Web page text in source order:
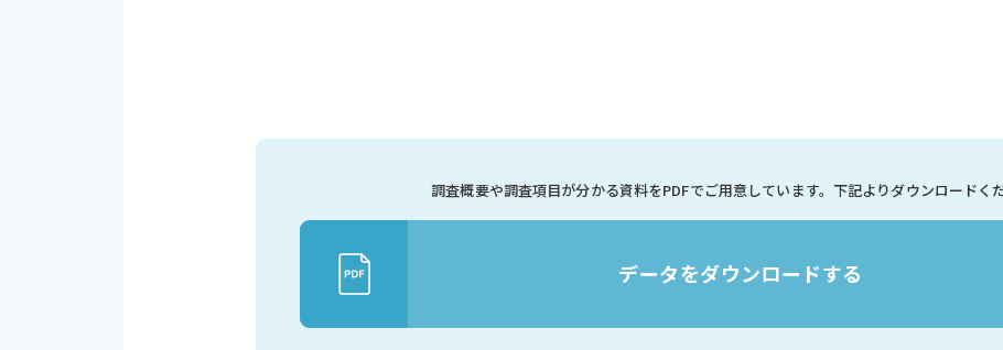
調査概要や調査項目が分かる資料をPDFでご用意しています。 下記よりダウンロードく
データをダウンロードする